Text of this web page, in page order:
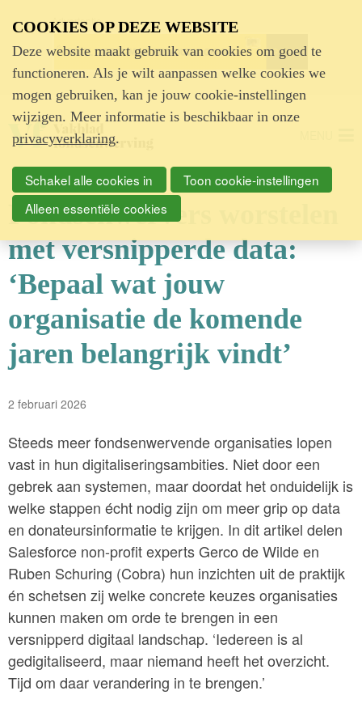
Advertentie
Fondsenwervers worstelen
met versnipperde data:
‘Bepaal wat jouw
organisatie de komende
jaren belangrijk vindt’
2 februari 2026
Steeds meer fondsenwervende organisaties lopen
vast in hun digitaliseringsambities. Niet door een
gebrek aan systemen, maar doordat het onduidelijk is
welke stappen écht nodig zijn om meer grip op data
en donateursinformatie te krijgen. In dit artikel delen
Salesforce non-profit experts Gerco de Wilde en
Ruben Schuring (Cobra) hun inzichten uit de praktijk
én schetsen zij welke concrete keuzes organisaties
kunnen maken om orde te brengen in een
versnipperd digitaal landschap. ‘Iedereen is al
gedigitaliseerd, maar niemand heeft het overzicht.
Tijd om daar verandering in te brengen.’
COOKIES OP DEZE WEBSITE
Deze website maakt gebruik van cookies om goed te
functioneren. Als je wilt aanpassen welke cookies we
mogen gebruiken, kan je jouw cookie-instellingen
wijzigen. Meer informatie is beschikbaar in onze
privacyverklaring.
Schakel alle cookies in
Toon cookie-instellingen
Alleen essentiële cookies